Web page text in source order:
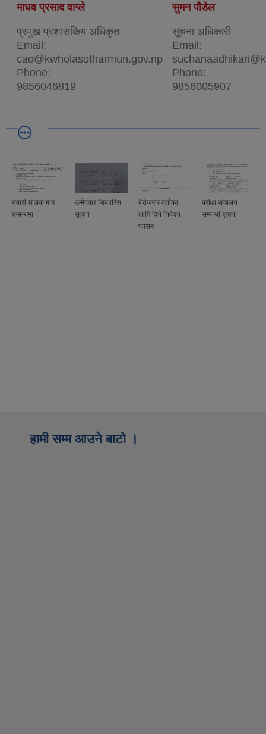
माधव प्रसाद वाग्ले
प्रमुख प्रशासकिय अधिकृत
Email:
cao@kwholasotharmun.gov.np
Phone:
9856046819
सुमन पौडेल
सूचना अधिकारी
Email:
Phone:
9856005907
सवारी चालक माग
सम्बन्धमा
उम्मेदवार सिफारिस
सूचना
बेरोजगार दर्ताका
लागि दिने निवेदन
फाराम
परीक्षा संचालन
सम्बन्धी सूचना
हामी सम्म आउने बाटो ।